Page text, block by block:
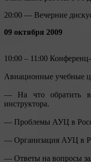
20:00 — Вечерние
09 октября 2009
10:00 – 11:00
Авиационные учебные
— На что обратить
инструктора.
— Проблемы АУЦ в
— Организация АУЦ в
— Ответы на вопросы